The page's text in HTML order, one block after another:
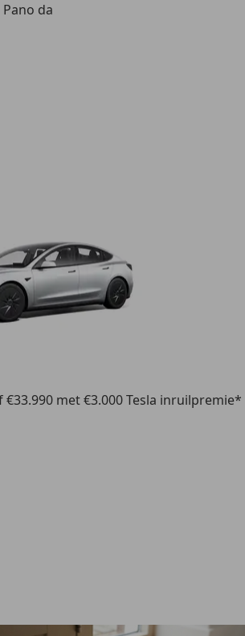
da
€33.990 met €3.000 Tesla inruilpremie*